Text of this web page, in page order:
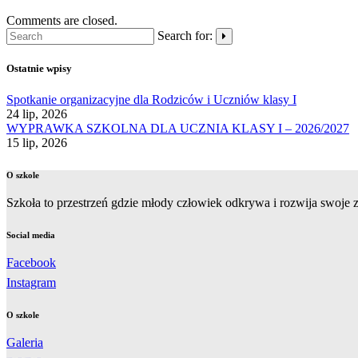
Comments are closed.
Search for:
Ostatnie wpisy
Spotkanie organizacyjne dla Rodziców i Uczniów klasy I
24 lip, 2026
WYPRAWKA SZKOLNA DLA UCZNIA KLASY I – 2026/2027
15 lip, 2026
O szkole
Szkoła to przestrzeń gdzie młody człowiek odkrywa i rozwija swoje
Social media
Facebook
Instagram
O szkole
Galeria